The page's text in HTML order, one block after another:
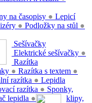
na časopisy ●
● Podložky na stůl ●
Lepicí
Sešívačky
Elektrické sešívačky ●
Razítka
● Razítka s textem ●
razítka ●
razítka ●
Lepidla
lepidla ●
Sponky,
klipy,